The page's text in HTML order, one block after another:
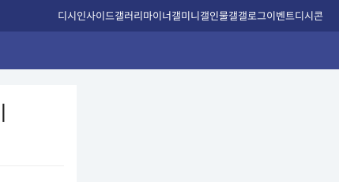
디시인사이드갤러리마이너갤미니갤인물갤갤로그이벤트디시콘